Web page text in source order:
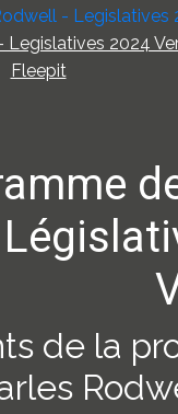
Legislatives 2024
Fleepit
de la